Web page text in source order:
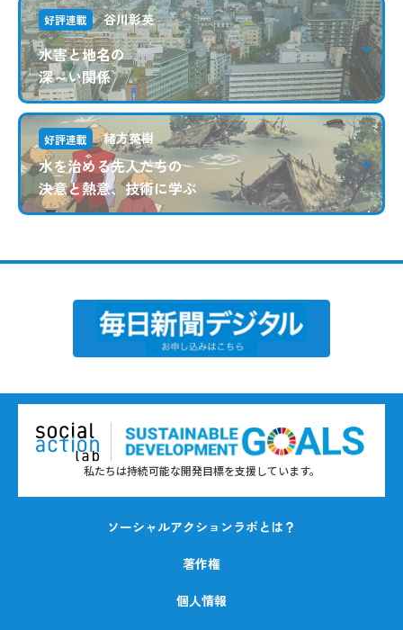
好評連載 谷川彰英
水害と地名の
深～い関係
好評連載 緒方英樹
水を治める先人たちの
決意と熱意、技術に学ぶ
私たちは持続可能な開発目標を支援しています。
ソーシャルアクションラボとは？
著作権
個人情報